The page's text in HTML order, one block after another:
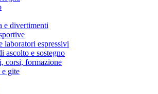
e divertimenti
laboratori espressivi
ascolto e sostegno
corsi, formazione
e gite